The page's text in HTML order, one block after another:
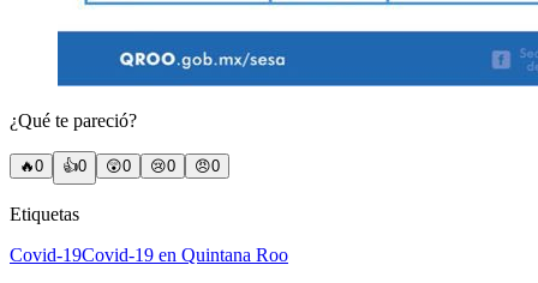
¿Qué te pareció?
🔥0 👍0 😲0 😢0 😠0
Etiquetas
Covid-19Covid-19 en Quintana Roo